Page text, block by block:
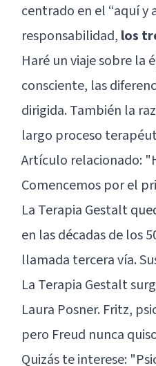
centrado en el “aquí y
responsabilidad, los
Haré un viaje sobre la
consciente, las
dirigida. También la
largo proceso
Artículo relacionado:
Comencemos por el
La Terapia Gestalt
en las décadas de los
llamada tercera vía.
La Terapia Gestalt
Laura Posner. Fritz,
pero Freud nunca
Quizás te interese: